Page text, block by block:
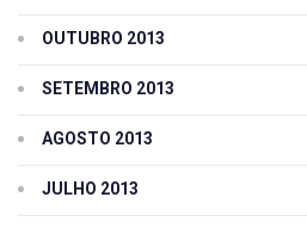
OUTUBRO 2013
SETEMBRO 2013
AGOSTO 2013
JULHO 2013